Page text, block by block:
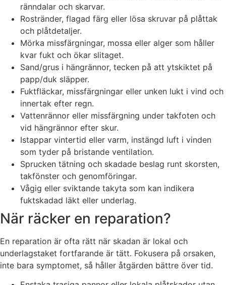
ränndalar och skarvar.
Rostränder, flagad färg eller lösa skruvar på plåttak
och plåtdetaljer.
Mörka missfärgningar, mossa eller alger som håller
kvar fukt och ökar slitaget.
Sand/grus i hängrännor, tecken på att ytskiktet på
papp/duk släpper.
Fuktfläckar, missfärgningar eller unken lukt i vind och
innertak efter regn.
Vattenrännor eller missfärgning under takfoten och
vid hängrännor efter skur.
Istappar vintertid eller varm, instängd luft i vinden
som tyder på bristande ventilation.
Sprucken tätning och skadade beslag runt skorsten,
takfönster och genomföringar.
Vågig eller sviktande takyta som kan indikera
fuktskadad läkt eller underlag.
När räcker en reparation?
En reparation är ofta rätt när skadan är lokal och
underlagstaket fortfarande är tätt. Fokusera på orsaken,
inte bara symptomet, så håller åtgärden bättre över tid.